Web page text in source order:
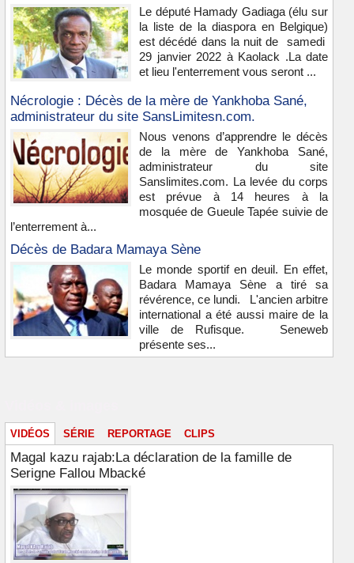
Le député Hamady Gadiaga (élu sur
la liste de la diaspora en Belgique)
est décédé dans la nuit de samedi
29 janvier 2022 à Kaolack .La date
et lieu l'enterrement vous seront ...
Nécrologie : Décès de la mère de Yankhoba Sané,
administrateur du site SansLimitesn.com.
Nous venons d’apprendre le décès
de la mère de Yankhoba Sané,
administrateur du site
Sanslimites.com. La levée du corps
est prévue à 14 heures à la
mosquée de Gueule Tapée suivie de
l’enterrement à...
Décès de Badara Mamaya Sène
Le monde sportif en deuil. En effet,
Badara Mamaya Sène a tiré sa
révérence, ce lundi. L'ancien arbitre
international a été aussi maire de la
ville de Rufisque. Seneweb
présente ses...
VIDÉOS SÉRIE REPORTAGE CLIPS
Magal kazu rajab:La déclaration de la famille de
Serigne Fallou Mbacké